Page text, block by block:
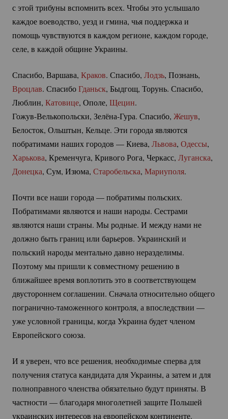
с этой трибуны вспомнить всех. Чтобы это услышало
каждое воеводство, уезд и гмина, чья поддержка и
помощь чувствуются в каждом регионе, каждом городе,
селе, в каждой общине Украины.
Спасибо, Варшава, Краков. Спасибо, Лодзь, Познань,
Вроцлав. СпасибоГданьск, Быдгощ, Торунь. Спасибо,
Люблин, Катовице, Ополе, Щецин.
Гожув-Велькопольски, Зелёна-Гура. Спасибо, Жешув,
Белосток, Ольштын, Кельце. Эти города являются
побратимами наших городов — Киева, Львова, Одессы,
Харькова, Кременчуга, Кривого Рога, Черкасс, Луганска,
Донецка, Сум, Изюма, Старобельска, Мариуполя.
Почти все наши города — побратимы польских.
Побратимами являются и наши народы. Сестрами
являются наши страны. Мы родные. И между нами не
должно быть границ или барьеров. Украинский и
польский народы ментально давно неразделимы.
Поэтому мы пришли к совместному решению в
ближайшее время воплотить это в соответствующем
двустороннем соглашении. Сначала относительно общего
погранично-таможенногоконтроля, а впоследствии —
уже условной границы, когда Украина будет членом
Европейского союза.
И я уверен, что все решения, необходимые сперва для
получения статуса кандидата для Украины, а затем и для
полноправного членства обязательно будут приняты. В
частности — благодаря многолетней защите Польшей
украинских интересов на европейском континенте.